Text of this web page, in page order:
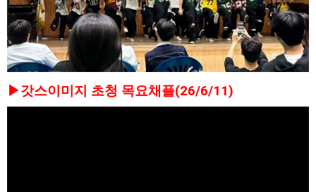
▶갓스이미지 초청 목요채플(26/6/11)